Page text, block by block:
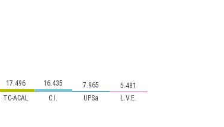
TC-ACAL C.I. UPSa L.V.E.
17.496 16.435 7.965 5.481